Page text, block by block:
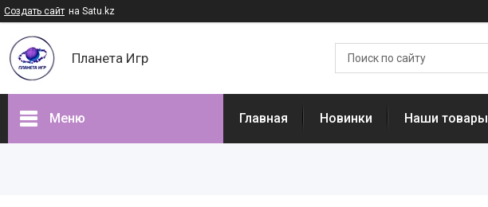
Создать сайт на Satu.kz
Планета Игр
Меню Главная Новинки Наши товары